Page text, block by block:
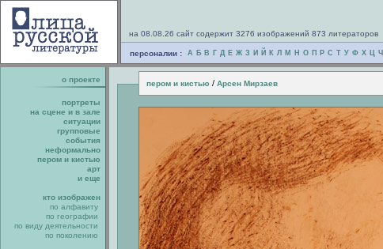
на 08.08.26 сайт содержит 3276 изображений 873 литераторов
персоналии : А Б В Г Д Е Ж З И Й К Л М Н О П Р С Т У Ф Х Ц Ч
о проекте пером и кистью / Арсен Мирзаев
портреты
на сцене и в зале
ситуации
групповые
события
неформально
пером и кистью
арт
и еще
кто изображен
по алфавиту
по географии
по виду деятельности
по поколению